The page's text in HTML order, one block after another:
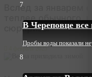
7
В Череповце
Пробы воды показали
8
Вслед за январем
теплее
сюрпризы
4 февраля 2025